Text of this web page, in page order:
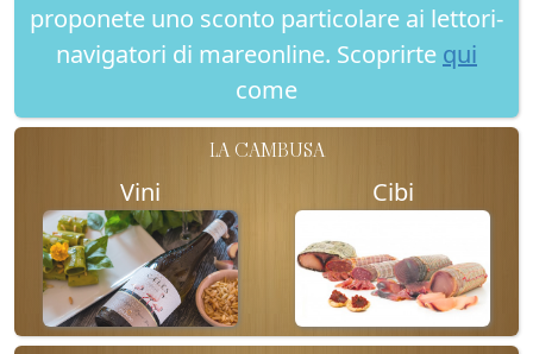
proponete uno sconto particolare ai lettori-
navigatori di mareonline. Scoprirte qui
come
LA CAMBUSA
Vini Cibi